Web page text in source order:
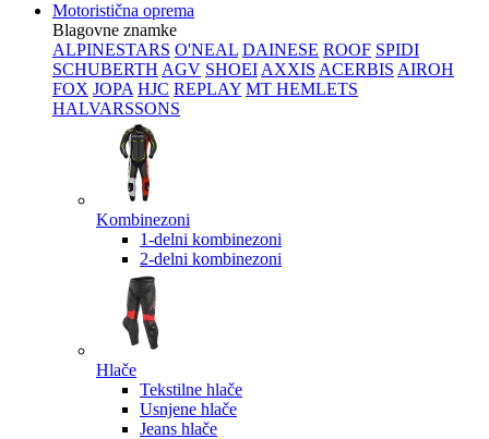
Motoristična oprema
Blagovne znamke
ALPINESTARS O'NEAL DAINESE ROOF SPIDI
SCHUBERTH AGV SHOEI AXXIS ACERBIS AIROH
FOX JOPA HJC REPLAY MT HEMLETS
HALVARSSONS
Kombinezoni
1-delni kombinezoni
2-delni kombinezoni
Hlače
Tekstilne hlače
Usnjene hlače
Jeans hlače